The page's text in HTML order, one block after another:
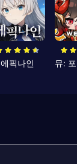
에픽나인